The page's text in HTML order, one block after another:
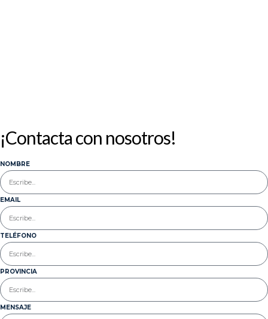
¡Contacta con nosotros!
NOMBRE
EMAIL
TELÉFONO
PROVINCIA
MENSAJE